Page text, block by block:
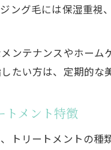
梅田
美容
美容
美髪を目
美容
ング毛には保湿重
ンテナンスやホー
たい方は、定期的
トメント特徴
トリートメントの